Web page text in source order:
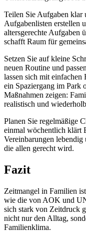
Teilen Sie Aufgaben klar
Aufgabenlisten erstellen
altersgerechte Aufgaben
schafft Raum für
Setzen Sie auf kleine
neuen Routine und
lassen sich mit
ein Spaziergang im Park
Maßnahmen zeigen:
realistisch und
Planen Sie regelmäßige
einmal wöchentlich klärt
Vereinbarungen lebendig
die allen gerecht wird.
Fazit
Zeitmangel in Familien
wie die von AOK und
sich stark von Zeitdruck
nicht nur den Alltag,
Familienklima.